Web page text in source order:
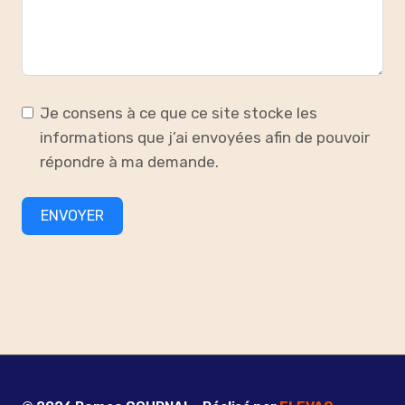
Je consens à ce que ce site stocke les
informations que j’ai envoyées afin de pouvoir
répondre à ma demande.
ENVOYER